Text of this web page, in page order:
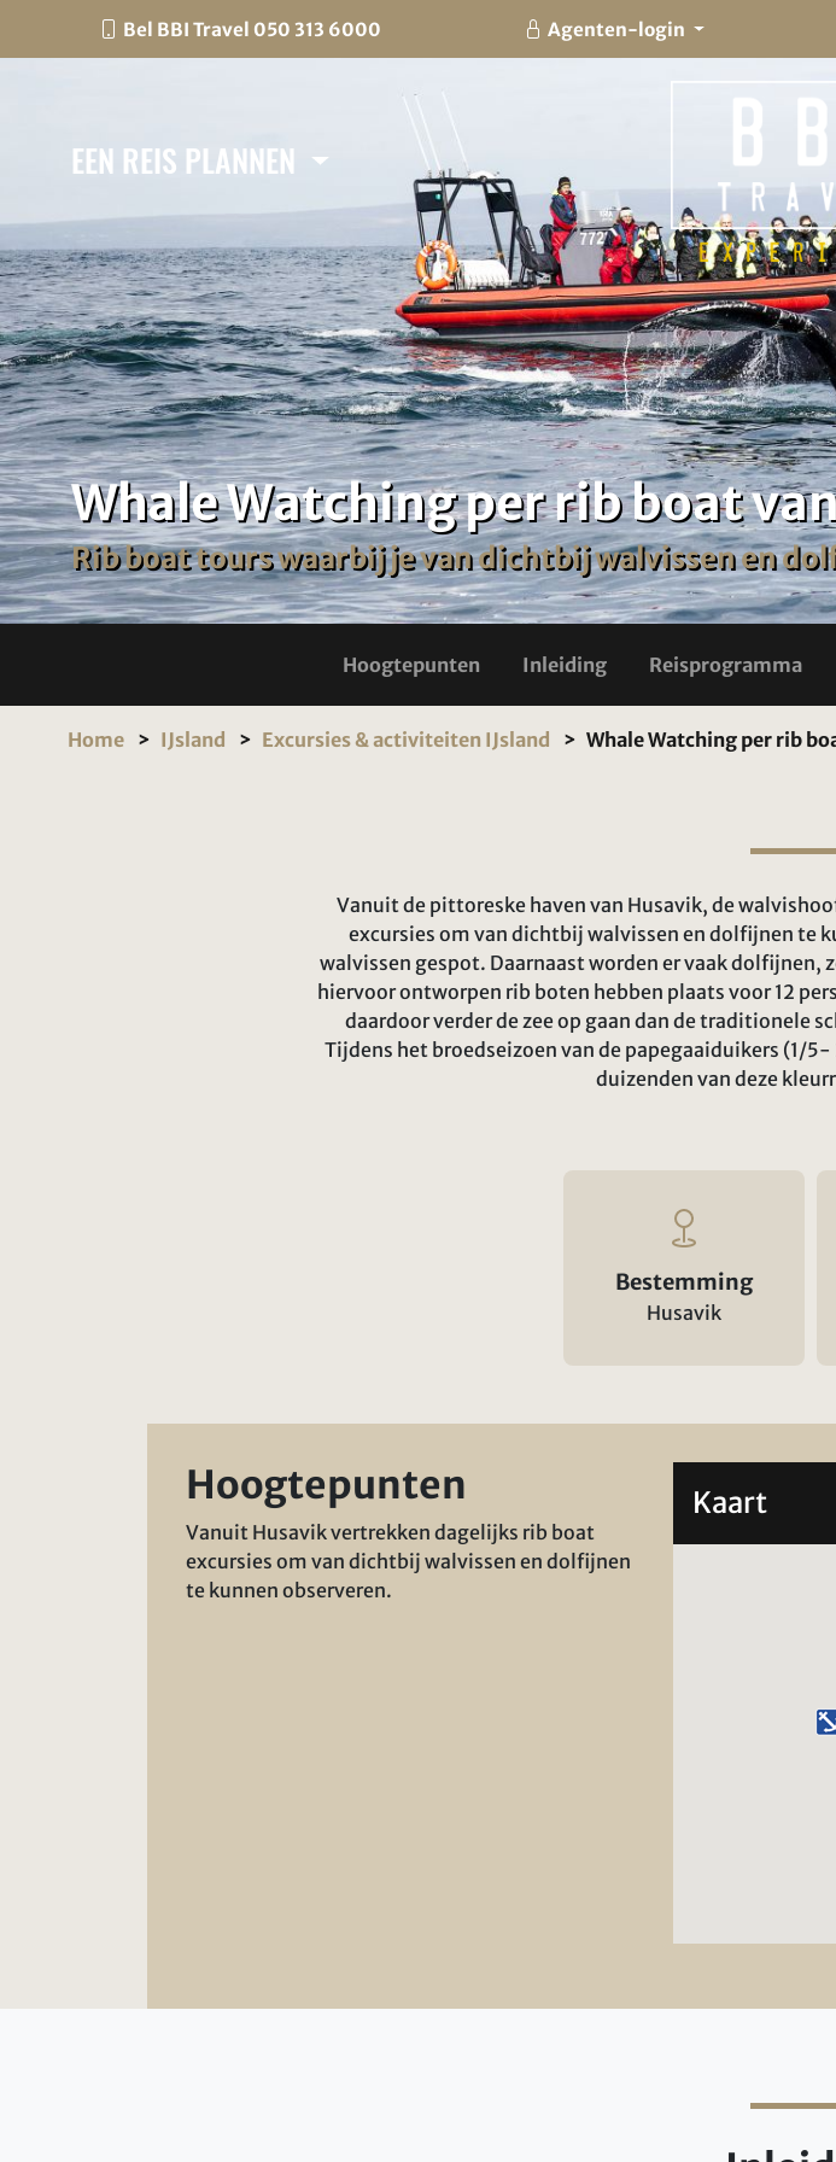
Bel BBI Travel 050 313 6000 Agenten-login
EEN REIS PLANNEN
Whale Watching per rib boat
Rib boat tours waarbij je van dichtbij walvissen en
Hoogtepunten Inleiding Reisprogramma
Home IJsland Excursies & activiteiten IJsland Whale Watching per rib
Vanuit de pittoreske haven van Husavik, de
excursies om van dichtbij walvissen en dolfijnen te
walvissen gespot. Daarnaast worden er vaak dolfijnen,
hiervoor ontworpen rib boten hebben plaats voor 12
daardoor verder de zee op gaan dan de traditionele
Tijdens het broedseizoen van de papegaaiduikers (1/
duizenden van deze
Bestemming
Husavik
Hoogtepunten
Vanuit Husavik vertrekken dagelijks rib boat
excursies om van dichtbij walvissen en dolfijnen
te kunnen observeren.
Kaart